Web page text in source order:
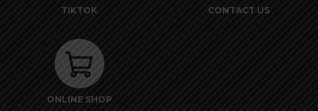
TIKTOK CONTACT US
ONLINE SHOP